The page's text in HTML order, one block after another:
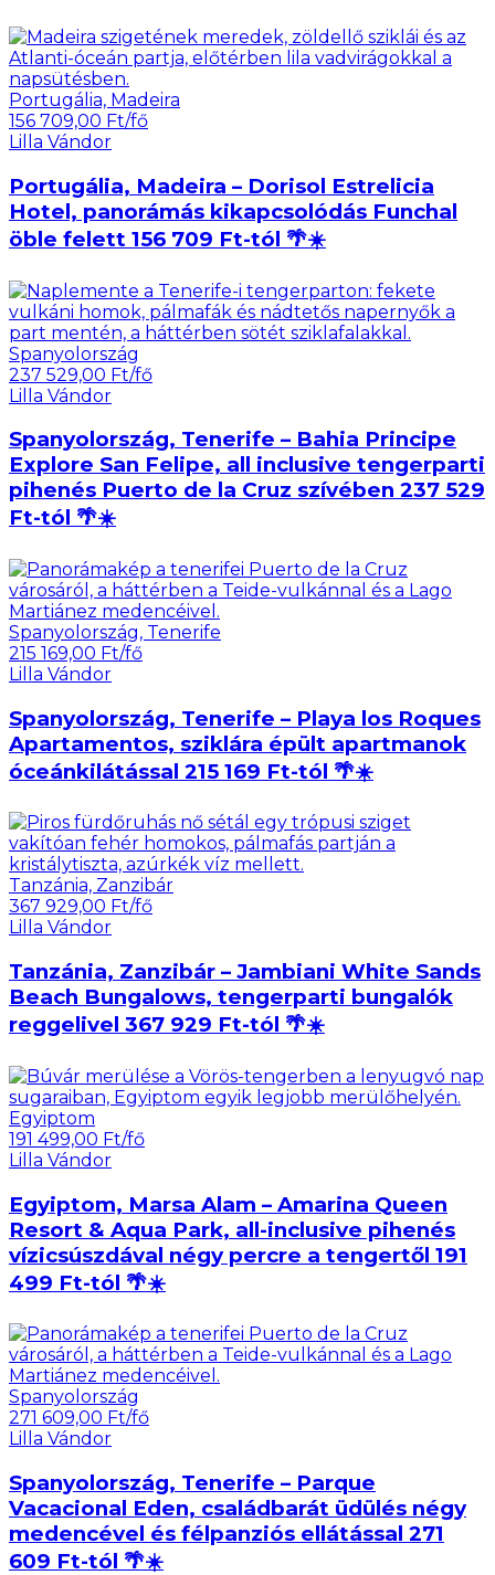
Portugália, Madeira
156 709,00 Ft/fő
Lilla Vándor
Portugália, Madeira – Dorisol Estrelicia
Hotel, panorámás kikapcsolódás Funchal
öble felett 156 709 Ft-tól 🌴☀️
Spanyolország
237 529,00 Ft/fő
Lilla Vándor
Spanyolország, Tenerife – Bahia Principe
Explore San Felipe, all inclusive tengerparti
pihenés Puerto de la Cruz szívében 237 529
Ft-tól 🌴☀️
Spanyolország, Tenerife
215 169,00 Ft/fő
Lilla Vándor
Spanyolország, Tenerife – Playa los Roques
Apartamentos, sziklára épült apartmanok
óceánkilátással 215 169 Ft-tól 🌴☀️
Tanzánia, Zanzibár
367 929,00 Ft/fő
Lilla Vándor
Tanzánia, Zanzibár – Jambiani White Sands
Beach Bungalows, tengerparti bungalók
reggelivel 367 929 Ft-tól 🌴☀️
Egyiptom
191 499,00 Ft/fő
Lilla Vándor
Egyiptom, Marsa Alam – Amarina Queen
Resort & Aqua Park, all-inclusive pihenés
vízicsúszdával négy percre a tengertől 191
499 Ft-tól 🌴☀️
Spanyolország
271 609,00 Ft/fő
Lilla Vándor
Spanyolország, Tenerife – Parque
Vacacional Eden, családbarát üdülés négy
medencével és félpanziós ellátással 271
609 Ft-tól 🌴☀️